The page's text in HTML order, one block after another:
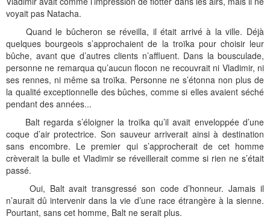
voyait pas Natacha.
Quand le bûcheron se réveilla, il était arrivé à la ville. Déjà
quelques bourgeois s’approchaient de la troïka pour choisir leur
bûche, avant que d’autres clients n’affluent. Dans la bousculade,
personne ne remarqua qu’aucun flocon ne recouvrait ni Vladimir, ni
ses rennes, ni même sa troïka. Personne ne s’étonna non plus de
la qualité exceptionnelle des bûches, comme si elles avaient séché
pendant des années...
Balt regarda s’éloigner la troïka qu’il avait enveloppée d’une
coque d’air protectrice. Son sauveur arriverait ainsi à destination
sans encombre. Le premier qui s’approcherait de cet homme
crèverait la bulle et Vladimir se réveillerait comme si rien ne s’était
passé.
Oui, Balt avait transgressé son code d’honneur. Jamais il
n’aurait dû intervenir dans la vie d’une race étrangère à la sienne.
Pourtant, sans cet homme, Balt ne serait plus.